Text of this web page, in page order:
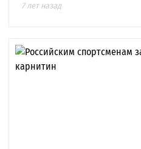
7 лет назад